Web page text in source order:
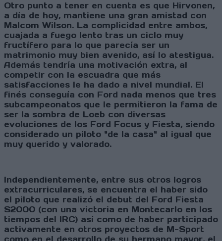
Otro punto a tener en cuenta es que Hirvonen,
a día de hoy, mantiene una gran amistad con
Malcom Wilson. La complicidad entre ambos,
cuajada a fuego lento tras un ciclo muy
fructífero para lo que parecía ser un
matrimonio muy bien avenido, así lo atestigua.
Además tendría una motivación extra, al
competir con la escuadra que más
satisfacciones le ha dado a nivel mundial. El
finés conseguía con Ford nada menos que tres
subcampeonatos que le permitieron la fama de
ser la sombra de Loeb con diversas
evoluciones de los Ford Focus y Fiesta, siendo
considerado un piloto "de la casa" al igual que
muy querido y valorado.
Independientemente, entre sus otros logros
extracurriculares, se encuentra el haber sido
el piloto que realizó el debut del Ford Fiesta
S2000 (con una victoria en Montecarlo en los
tiempos del IRC) así como de haber participado
activamente en otros proyectos de M-Sport